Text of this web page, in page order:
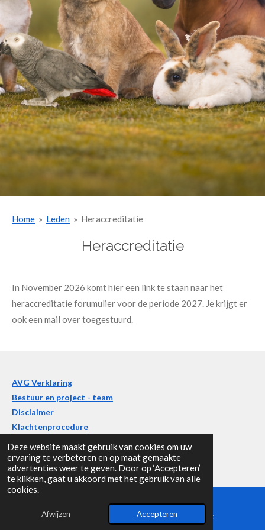
Deze website maakt gebruik van cookies om uw
ervaring te verbeteren en op maat gemaakte
advertenties weer te geven. Door op ‘Accepteren’
te klikken, gaat u akkoord met het gebruik van alle
cookies.
Afwijzen Accepteren
Home » Leden » Heraccreditatie
Heraccreditatie
In November 2026 komt hier een link te staan naar het
heraccreditatie forumulier voor de periode 2027. Je krijgt er
ook een mail over toegestuurd.
AVG Verklaring
Bestuur en project - team
Disclaimer
Klachtenprocedure
F
a
c
E-mailadres Facebook